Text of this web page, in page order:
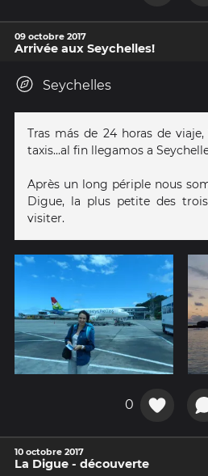
09 octobre 2017
Arrivée aux Seychelles!
Seychelles
Tras más de 24 horas de
taxis...al fin llegamos a
Après un long périple nous
Digue, la plus petite des
visiter.
0
10 octobre 2017
La Digue - découverte